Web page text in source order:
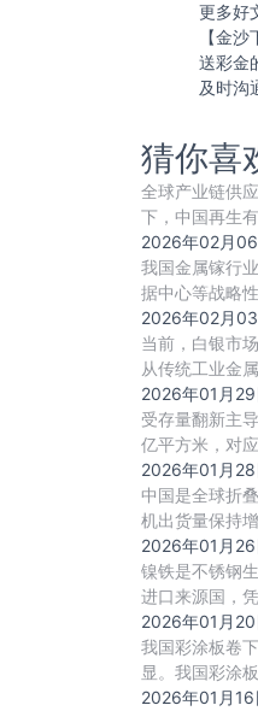
更多好
【金
送彩金
及时沟
猜你喜
全球产业链供
下，中国再生
2026年02月
我国金属镓行
据中心等战略
2026年02月
当前，白银市
从传统工业金
格
2026年01月29
受存量翻新主
亿平方米，对
2026年01月28
中国是全球折
机出货量保持
2026年01月26
镍铁是不锈钢
进口来源国，
传
2026年01月20
我国彩涂板卷
显。我国彩涂
2026年01月16